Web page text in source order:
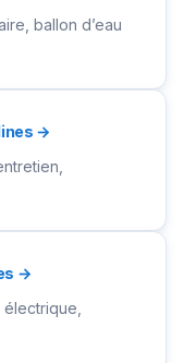
ballon d’eau
→
→
électrique,